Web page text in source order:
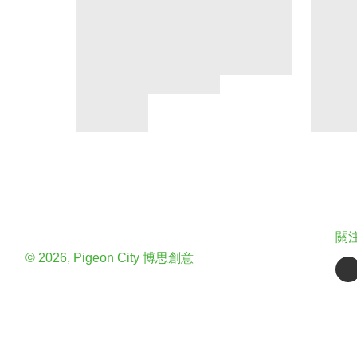
© 2026, Pigeon City 博思創意
關